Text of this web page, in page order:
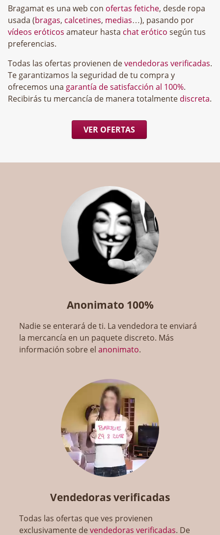
Bragamat es una web con ofertas fetiche, desde ropa
usada (bragas, calcetines, medias…), pasando por
vídeos eróticos amateur hasta chat erótico según tus
preferencias.
Todas las ofertas provienen devendedoras verificadas.
Te garantizamos la seguridad de tu compra y
ofrecemos una garantía de satisfacción al 100%.
Recibirás tu mercancía de manera totalmente discreta.
VER OFERTAS
Anonimato 100%
Nadie se enterará de ti. La vendedora te enviará
la mercancía en un paquete discreto. Más
información sobre elanonimato.
Vendedoras verificadas
Todas las ofertas que ves provienen
exclusivamente devendedoras verificadas. De